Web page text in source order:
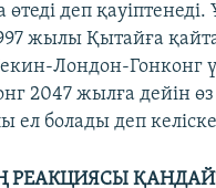
деп
жылы Қытайға
Лондон-Гонконг
2047 жылға дейін
ел болады деп
РЕАКЦИЯСЫ